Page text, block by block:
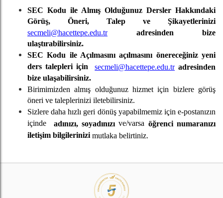
SEC Kodu ile Almış Olduğunuz Dersler Hakkındaki
Görüş, Öneri, Talep ve Şikayetlerinizi
secmeli@hacettepe.edu.tr adresinden bize
ulaştırabilirsiniz.
SEC Kodu ile Açılmasını açılmasını önereceğiniz yeni
ders talepleri içinsecmeli@hacettepe.edu.tr adresinden
bize ulaşabilirsiniz.
Birimimizden almış olduğunuz hizmet için bizlere görüş
öneri ve taleplerinizi iletebilirsiniz.
Sizlere daha hızlı geri dönüş yapabilmemiz için e-postanızın
içinde adınızı, soyadınızıve/varsa öğrenci numaranızı
iletişim bilgilerinizimutlaka belirtiniz.